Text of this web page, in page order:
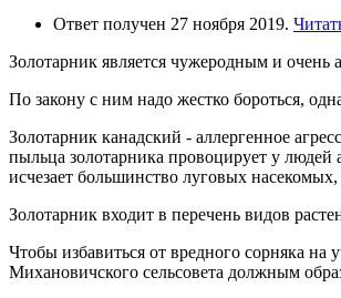
Ответ получен 27 ноября 2019.
Золотарник является чужеродным и очень
По закону с ним надо жестко бороться,
Золотарник канадский - аллергенное
пыльца золотарника провоцирует у людей
исчезает большинство луговых
Золотарник входит в перечень видов
Чтобы избавиться от вредного сорняка на
Михановичского сельсовета должным